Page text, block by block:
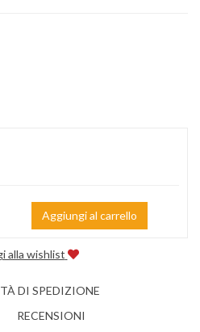
Aggiungi al carrello
alla wishlist
DI SPEDIZIONE
RECENSIONI